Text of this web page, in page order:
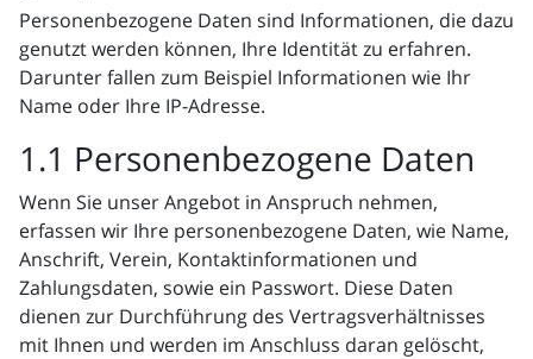
Personenbezogene Daten sind Informationen, die dazu
genutzt werden können, Ihre Identität zu erfahren.
Darunter fallen zum Beispiel Informationen wie Ihr
Name oder Ihre IP-Adresse.
1.1 Personenbezogene Daten
Wenn Sie unser Angebot in Anspruch nehmen,
erfassen wir Ihre personenbezogene Daten, wie Name,
Anschrift, Verein, Kontaktinformationen und
Zahlungsdaten, sowie ein Passwort. Diese Daten
dienen zur Durchführung des Vertragsverhältnisses
mit Ihnen und werden im Anschluss daran gelöscht,